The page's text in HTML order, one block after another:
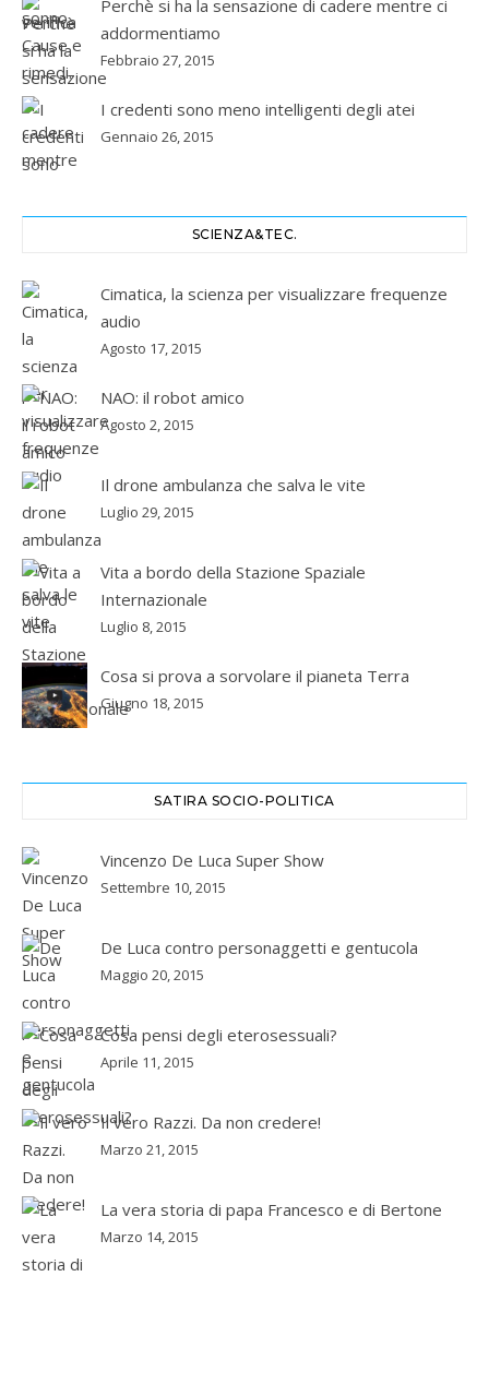
Perchè si ha la sensazione di cadere mentre ci
addormentiamo
Febbraio 27, 2015
I credenti sono meno intelligenti degli atei
Gennaio 26, 2015
SCIENZA&TEC.
Cimatica, la scienza per visualizzare frequenze
audio
Agosto 17, 2015
NAO: il robot amico
Agosto 2, 2015
Il drone ambulanza che salva le vite
Luglio 29, 2015
Vita a bordo della Stazione Spaziale
Internazionale
Luglio 8, 2015
Cosa si prova a sorvolare il pianeta Terra
Giugno 18, 2015
SATIRA SOCIO-POLITICA
Vincenzo De Luca Super Show
Settembre 10, 2015
De Luca contro personaggetti e gentucola
Maggio 20, 2015
Cosa pensi degli eterosessuali?
Aprile 11, 2015
Il vero Razzi. Da non credere!
Marzo 21, 2015
La vera storia di papa Francesco e di Bertone
Marzo 14, 2015